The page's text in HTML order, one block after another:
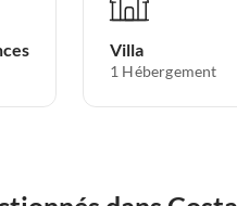
Villa
1 Hébergement